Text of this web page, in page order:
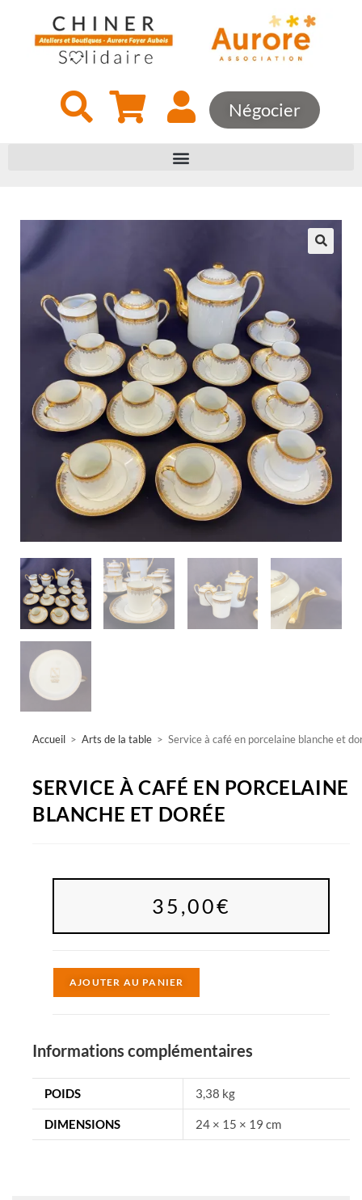
Négocier
Accueil > Arts de la table > Service à café en porcelaine blanche et
SERVICE À CAFÉ EN PORCELAINE
BLANCHE ET DORÉE
35,00€
AJOUTER AU PANIER
n
a
t
Informations complémentaires
POIDS 3,38 kg
DIMENSIONS 24 × 15 × 19 cm